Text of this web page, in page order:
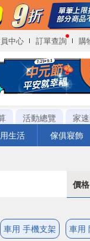
中心 訂單查詢 購
活動總覽 家
生活 傢俱寢飾
價
車用 手機支架 車用